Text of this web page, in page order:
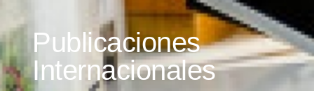
Publicaciones
Internacionales